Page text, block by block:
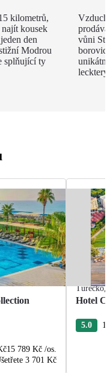
kilometrů,
najít kousek
den
Modrou
splňující ty
Vzduch
vůni
borovic
15 789 Kč /os.
3 701 Kč
Turecko,
Hotel
5.0